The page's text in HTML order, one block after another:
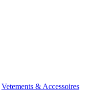
Vetements & Accessoires